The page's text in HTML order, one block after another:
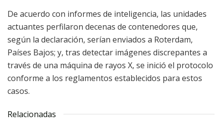
De acuerdo con informes de inteligencia, las unidades
actuantes perfilaron decenas de contenedores que,
según la declaración, serían enviados a Roterdam,
Países Bajos; y, tras detectar imágenes discrepantes a
través de una máquina de rayos X, se inició el protocolo
conforme a los reglamentos establecidos para estos
casos.
Relacionadas